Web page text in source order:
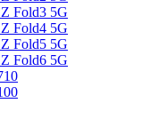
Fold3 5G
Fold4 5G
Fold5 5G
Fold6 5G